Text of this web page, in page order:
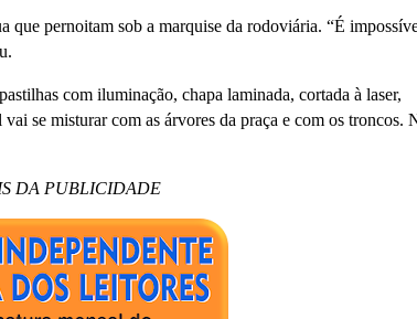
que pernoitam sob a marquise da rodoviária. “É
com iluminação, chapa laminada, cortada à laser,
se misturar com as árvores da praça e com os troncos.
DA PUBLICIDADE